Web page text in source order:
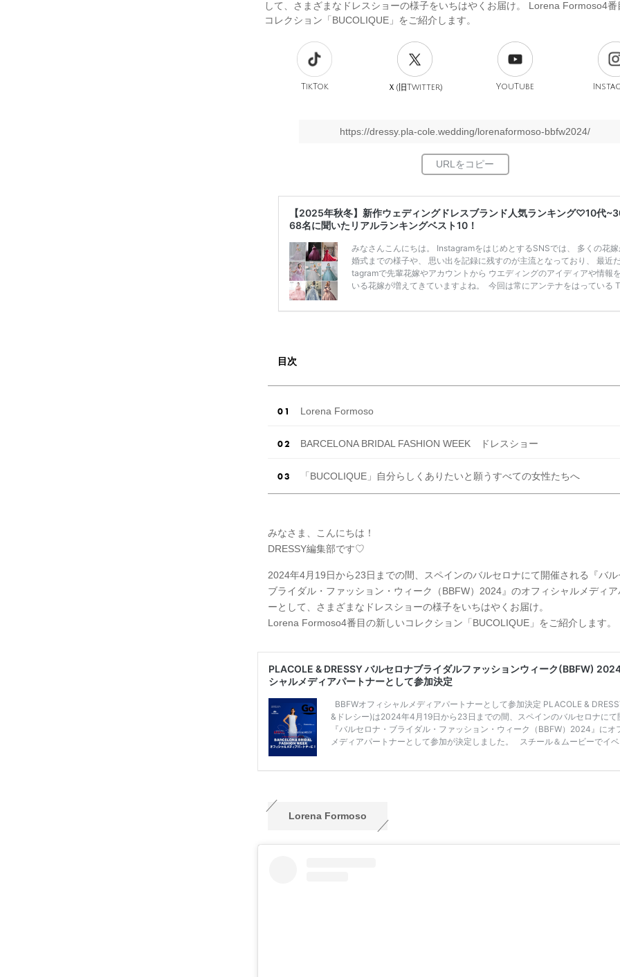
して、さまざまなドレスショーの様子をいちはやくお届け。 Lorena Formoso4番
コレクション「BUCOLIQUE」をご紹介します。
TikTok Ｘ(旧Twitter) YouTube
https://dressy.pla-cole.wedding/lorenaformoso-bbfw2024/
【2025年秋冬】新作ウェディングドレスブランド人気ランキング♡10代
68名に聞いたリアルランキングベスト10！
みなさんこんにちは。 InstagramをはじめとするSNSでは、 多くの花
婚式までの様子や、 思い出を記録に残すのが主流となっており、 最近
tagramで先輩花嫁やアカウントから ウエディングのアイディアや情報
いる花嫁が増えてきていますよね。 ​ 今回は常にアンテナをはっている
票に参加しました。 こちらの記事では集計結果をリアルなランキング
目次
Lorena Formoso
BARCELONA BRIDAL FASHION WEEK ドレスショー
「BUCOLIQUE」自分らしくありたいと願うすべての女性たちへ
みなさま、こんにちは！
DRESSY編集部です♡
2024年4月19日から23日までの間、スペインのバルセロナにて開催される『バル
ブライダル・ファッション・ウィーク（BBFW）2024』のオフィシャルメディア
ーとして、さまざまなドレスショーの様子をいちはやくお届け。
Lorena Formoso4番目の新しいコレクション「BUCOLIQUE」をご紹介します。
Lorena Formoso